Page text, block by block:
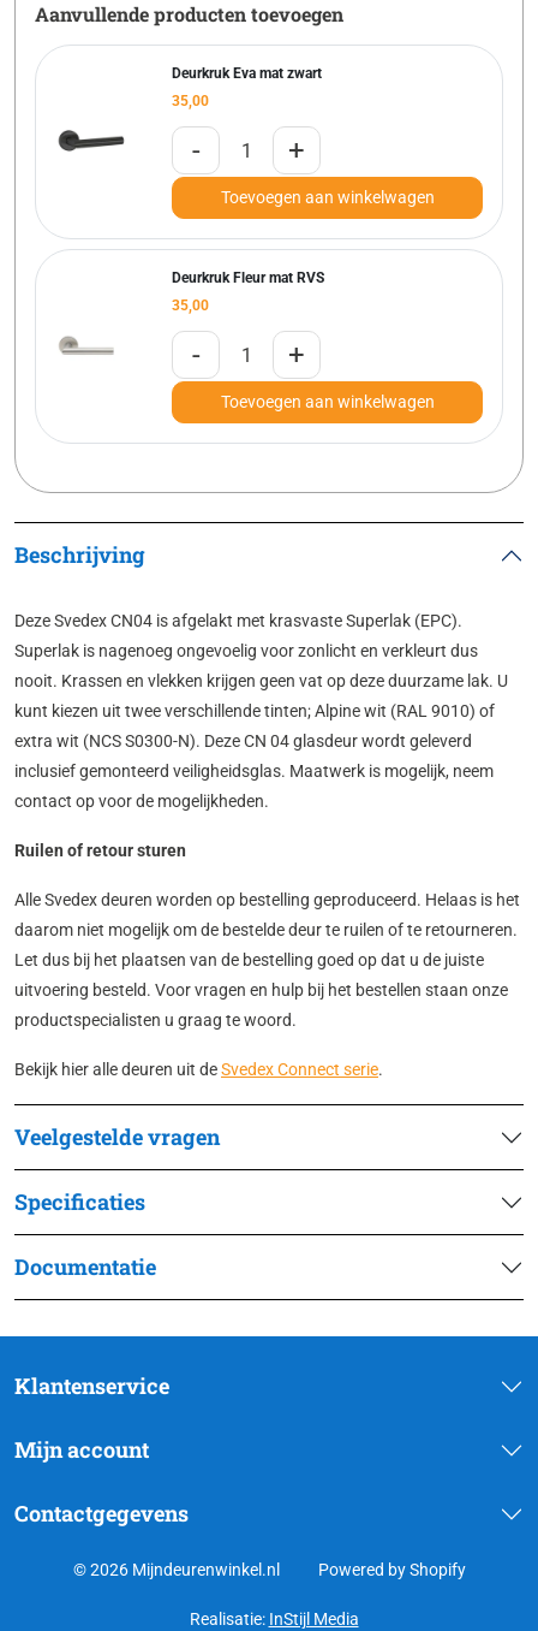
Aanvullende producten toevoegen
Deurkruk Eva mat zwart
35,00
- +
Toevoegen aan winkelwagen
Deurkruk Fleur mat RVS
35,00
- +
Toevoegen aan winkelwagen
Beschrijving
Deze Svedex CN04 is afgelakt met krasvaste Superlak (EPC).
Superlak is nagenoeg ongevoelig voor zonlicht en verkleurt dus
nooit. Krassen en vlekken krijgen geen vat op deze duurzame lak. U
kunt kiezen uit twee verschillende tinten; Alpine wit (RAL 9010) of
extra wit (NCS S0300-N). Deze CN 04 glasdeur wordt geleverd
inclusief gemonteerd veiligheidsglas. Maatwerk is mogelijk, neem
contact op voor de mogelijkheden.
Ruilen of retour sturen
Alle Svedex deuren worden op bestelling geproduceerd. Helaas is het
daarom niet mogelijk om de bestelde deur te ruilen of te retourneren.
Let dus bij het plaatsen van de bestelling goed op dat u de juiste
uitvoering besteld. Voor vragen en hulp bij het bestellen staan onze
productspecialisten u graag te woord.
Bekijk hier alle deuren uit deSvedex Connect serie.
Veelgestelde vragen
Specificaties
Documentatie
Klantenservice
Mijn account
Contactgegevens
© 2026 Mijndeurenwinkel.nl Powered by Shopify
Realisatie: InStijl Media